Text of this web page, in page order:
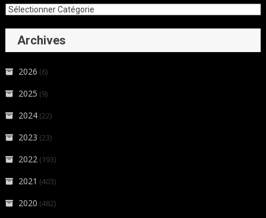
Archives
2026 (6)
2025 (9)
2024 (22)
2023 (23)
2022 (193)
2021 (403)
2020 (482)